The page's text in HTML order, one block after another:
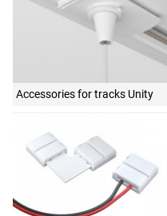
Accessories for tracks Unity